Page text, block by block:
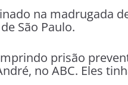
na madrugada
São Paulo.
prisão
no ABC. Eles